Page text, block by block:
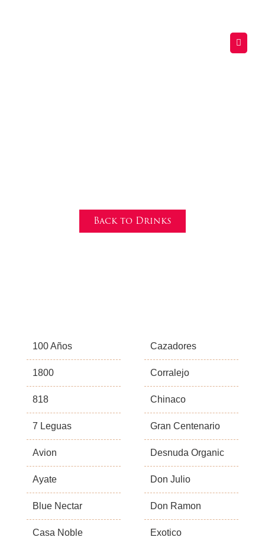
Back to Drinks
100 Años
1800
818
7 Leguas
Avion
Ayate
Blue Nectar
Casa Noble
Cazadores
Corralejo
Chinaco
Gran Centenario
Desnuda Organic
Don Julio
Don Ramon
Exotico